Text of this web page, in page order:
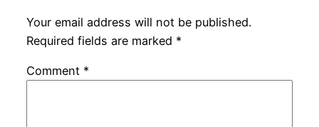
Your email address will not be published.
Required fields are marked *
Comment *